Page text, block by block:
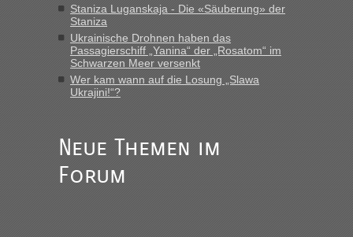
Recht, Visa und Dokumente • Re: Deklaration
gebrauchter Kleidung beim Zoll
„Vielen Dank, mit einem Briefchen meiner Frau im Gepäck
gab es keine Probleme“
fast 11 Milliarden aufgedeckt
„Am besten wäre natürlich, wenn die Frau mit dabei ist.
Alleinreisende Männer stehen schließlich immer unter
Staniza Luganskaja - Die «Säuberung» der
Staniza
Ukrainische Drohnen haben das
Passagierschiff „Yanina“ der „Rosatom“ im
Schwarzen Meer versenkt
Wer kam wann auf die Losung „Slawa
Ukrajini!“?
Neue Themen im
Forum